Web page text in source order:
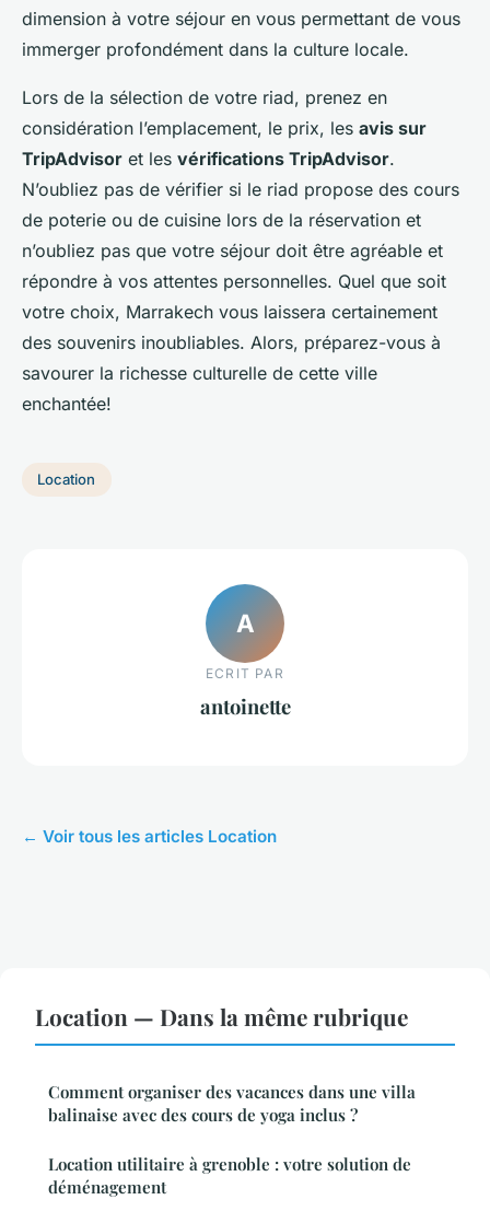
dimension à votre séjour en vous permettant de vous
immerger profondément dans la culture locale.
Lors de la sélection de votre riad, prenez en
considération l’emplacement, le prix, les avis sur
TripAdvisor et les vérifications TripAdvisor.
N’oubliez pas de vérifier si le riad propose des cours
de poterie ou de cuisine lors de la réservation et
n’oubliez pas que votre séjour doit être agréable et
répondre à vos attentes personnelles. Quel que soit
votre choix, Marrakech vous laissera certainement
des souvenirs inoubliables. Alors, préparez-vous à
savourer la richesse culturelle de cette ville
enchantée!
Location
A
ECRIT PAR
antoinette
← Voir tous les articles Location
Location — Dans la même rubrique
Comment organiser des vacances dans une villa
balinaise avec des cours de yoga inclus ?
Location utilitaire à grenoble : votre solution de
déménagement